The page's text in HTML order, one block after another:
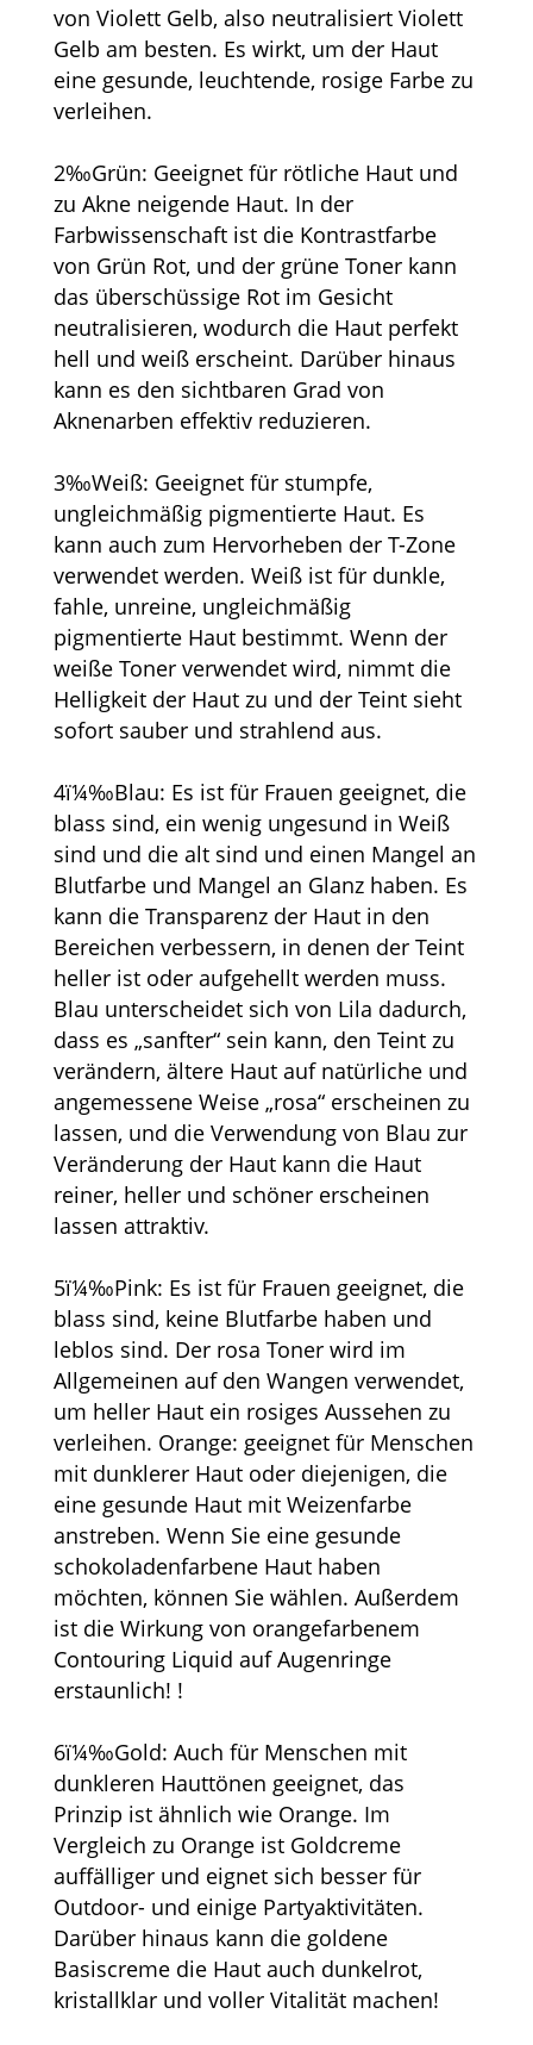
von Violett Gelb, also neutralisiert Violett
Gelb am besten. Es wirkt, um der Haut
eine gesunde, leuchtende, rosige Farbe zu
verleihen.
2‰Grün: Geeignet für rötliche Haut und
zu Akne neigende Haut. In der
Farbwissenschaft ist die Kontrastfarbe
von Grün Rot, und der grüne Toner kann
das überschüssige Rot im Gesicht
neutralisieren, wodurch die Haut perfekt
hell und weiß erscheint. Darüber hinaus
kann es den sichtbaren Grad von
Aknenarben effektiv reduzieren.
3‰Weiß: Geeignet für stumpfe,
ungleichmäßig pigmentierte Haut. Es
kann auch zum Hervorheben der T-Zone
verwendet werden. Weiß ist für dunkle,
fahle, unreine, ungleichmäßig
pigmentierte Haut bestimmt. Wenn der
weiße Toner verwendet wird, nimmt die
Helligkeit der Haut zu und der Teint sieht
sofort sauber und strahlend aus.
4ï¼‰Blau: Es ist für Frauen geeignet, die
blass sind, ein wenig ungesund in Weiß
sind und die alt sind und einen Mangel an
Blutfarbe und Mangel an Glanz haben. Es
kann die Transparenz der Haut in den
Bereichen verbessern, in denen der Teint
heller ist oder aufgehellt werden muss.
Blau unterscheidet sich von Lila dadurch,
dass es „sanfter“ sein kann, den Teint zu
verändern, ältere Haut auf natürliche und
angemessene Weise „rosa“ erscheinen zu
lassen, und die Verwendung von Blau zur
Veränderung der Haut kann die Haut
reiner, heller und schöner erscheinen
lassen attraktiv.
5ï¼‰Pink: Es ist für Frauen geeignet, die
blass sind, keine Blutfarbe haben und
leblos sind. Der rosa Toner wird im
Allgemeinen auf den Wangen verwendet,
um heller Haut ein rosiges Aussehen zu
verleihen. Orange: geeignet für Menschen
mit dunklerer Haut oder diejenigen, die
eine gesunde Haut mit Weizenfarbe
anstreben. Wenn Sie eine gesunde
schokoladenfarbene Haut haben
möchten, können Sie wählen. Außerdem
ist die Wirkung von orangefarbenem
Contouring Liquid auf Augenringe
erstaunlich! !
6ï¼‰Gold: Auch für Menschen mit
dunkleren Hauttönen geeignet, das
Prinzip ist ähnlich wie Orange. Im
Vergleich zu Orange ist Goldcreme
auffälliger und eignet sich besser für
Outdoor- und einige Partyaktivitäten.
Darüber hinaus kann die goldene
Basiscreme die Haut auch dunkelrot,
kristallklar und voller Vitalität machen!